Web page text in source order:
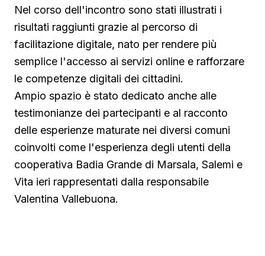
Nel corso dell'incontro sono stati illustrati i
risultati raggiunti grazie al percorso di
facilitazione digitale, nato per rendere più
semplice l'accesso ai servizi online e rafforzare
le competenze digitali dei cittadini.
Ampio spazio è stato dedicato anche alle
testimonianze dei partecipanti e al racconto
delle esperienze maturate nei diversi comuni
coinvolti come l'esperienza degli utenti della
cooperativa Badia Grande di Marsala, Salemi e
Vita ieri rappresentati dalla responsabile
Valentina Vallebuona.
▶ Short